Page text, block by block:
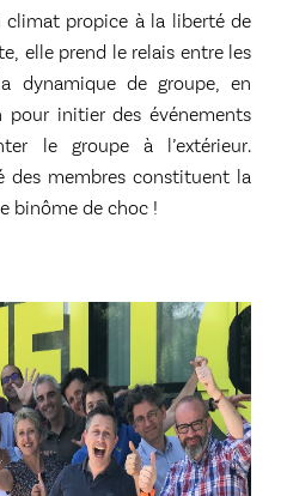
propice à la liberté de
elle prend le relais entre les
dynamique de groupe, en
initier des événements
le groupe à l’extérieur.
des membres constituent la
binôme de choc !